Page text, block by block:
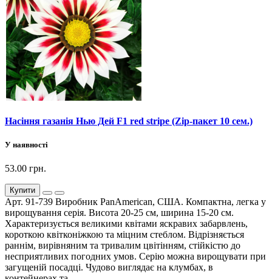
Насіння газанія Нью Дей F1 red stripe (Zip-пакет 10 сем.)
У наявності
53.00 грн.
Купити
Арт. 91-739 Виробник PanAmerican, США. Компактна, легка у
вирощування серія. Висота 20-25 см, ширина 15-20 см.
Характеризується великими квітами яскравих забарвлень,
короткою квітконіжкою та міцним стеблом. Відрізняється
раннім, вирівняним та тривалим цвітінням, стійкістю до
несприятливих погодних умов. Серію можна вирощувати при
загущеній посадці. Чудово виглядає на клумбах, в